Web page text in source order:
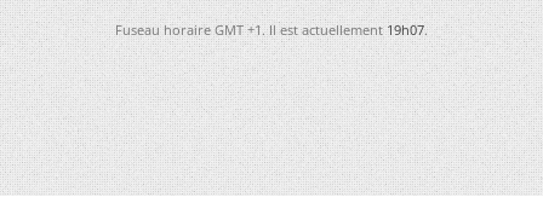
Fuseau horaire GMT +1. Il est actuellement19h07.